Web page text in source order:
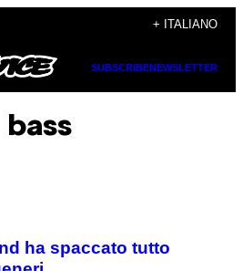
+ ITALIANO
SUBSCRIBENEWSLETTER
bass
ha spaccato tutto